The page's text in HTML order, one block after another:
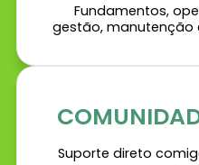
Fundamentos,
gestão, manutenção
Suporte direto